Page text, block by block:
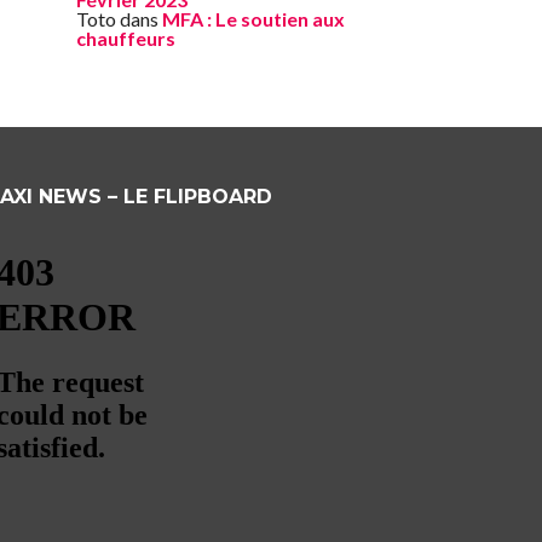
Toto dans MFA : Le soutien aux
chauffeurs
NEWS – LE FLIPBOARD